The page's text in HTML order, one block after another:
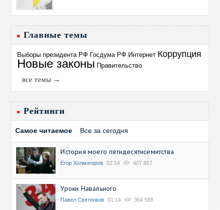
Главные темы
Выборы президента РФ Госдума РФ Интернет Коррупция
Новые законы Правительство
все темы →
Рейтинги
Самое читаемое Все за сегодня
История моего пятидесятисемитства
Егор Холмогоров 02:14 407 857
Уроки Навального
Павел Святенков 01:14 364 588